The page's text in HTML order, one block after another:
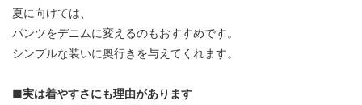
夏に向けては、
パンツをデニムに変えるのもおすすめです。
シンプルな装いに奥行きを与えてくれます。
■実は着やすさにも理由があります